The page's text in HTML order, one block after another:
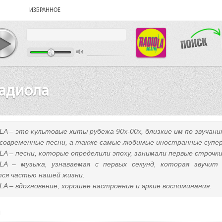
ИЗБРАННОЕ
– это культовые хиты рубежа 90х-00х, близкие им по
песни, а также самые любимые иностранные
– песни, которые определили эпоху, занимали первые
– музыка, узнаваемая с первых секунд, которая
частью нашей жизни.
– вдохновение, хорошее настроение и яркие воспоминания.